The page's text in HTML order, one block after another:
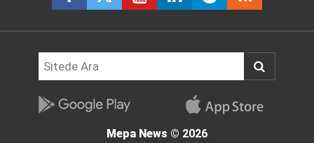
Mepa News © 2026